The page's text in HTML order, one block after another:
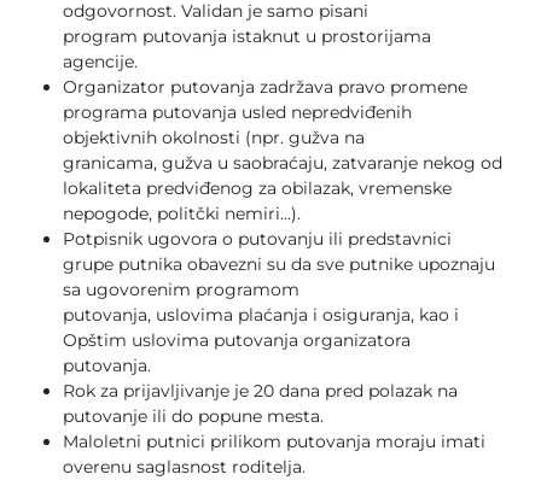
odgovornost. Validan je samo pisani
program putovanja istaknut u prostorijama
agencije.
Organizator putovanja zadržava pravo promene
programa putovanja usled nepredviđenih
objektivnih okolnosti (npr. gužva na
granicama, gužva u saobraćaju, zatvaranje nekog od
lokaliteta predviđenog za obilazak, vremenske
nepogode, politčki nemiri...).
Potpisnik ugovora o putovanju ili predstavnici
grupe putnika obavezni su da sve putnike upoznaju
sa ugovorenim programom
putovanja, uslovima plaćanja i osiguranja, kao i
Opštim uslovima putovanja organizatora
putovanja.
Rok za prijavljivanje je 20 dana pred polazak na
putovanje ili do popune mesta.
Maloletni putnici prilikom putovanja moraju imati
overenu saglasnost roditelja.